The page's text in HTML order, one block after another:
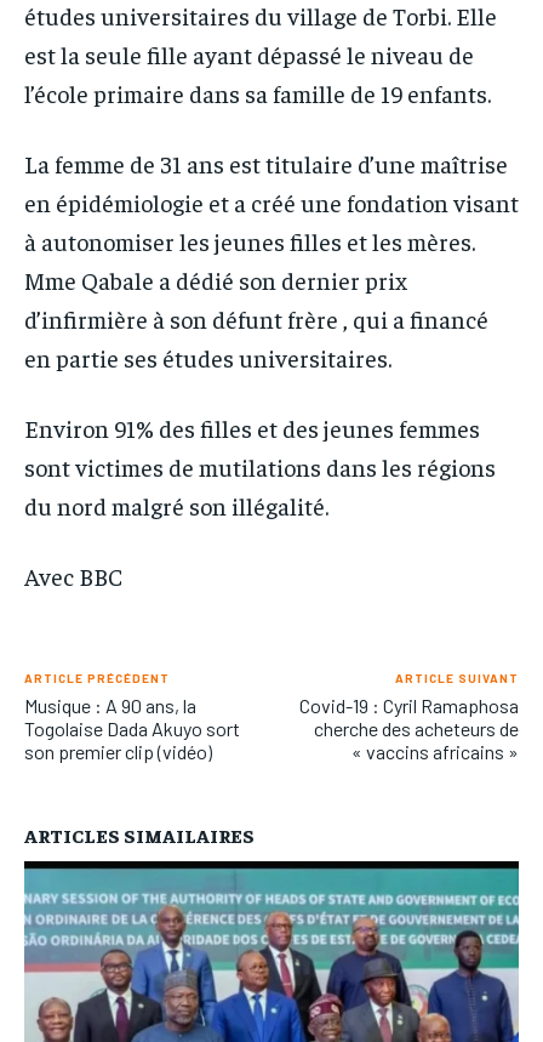
études universitaires du village de Torbi. Elle
est la seule fille ayant dépassé le niveau de
l’école primaire dans sa famille de 19 enfants.
La femme de 31 ans est titulaire d’une maîtrise
en épidémiologie et a créé une fondation visant
à autonomiser les jeunes filles et les mères.
Mme Qabale a dédié son dernier prix
d’infirmière à son défunt frère , qui a financé
en partie ses études universitaires.
Environ 91% des filles et des jeunes femmes
sont victimes de mutilations dans les régions
du nord malgré son illégalité.
Avec BBC
ARTICLE PRÉCÉDENT
Musique : A 90 ans, la
Togolaise Dada Akuyo sort
son premier clip (vidéo)
ARTICLE SUIVANT
Covid-19 : Cyril Ramaphosa
cherche des acheteurs de
« vaccins africains »
ARTICLES SIMAILAIRES